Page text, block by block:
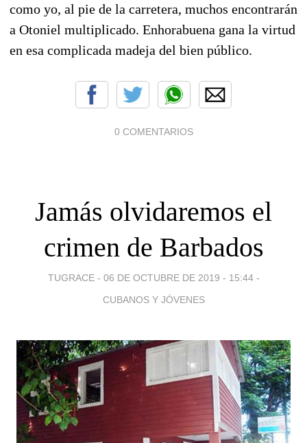
como yo, al pie de la carretera, muchos encontrarán
a Otoniel multiplicado. Enhorabuena gana la virtud
en esa complicada madeja del bien público.
0 COMENTARIOS
Jamás olvidaremos el
crimen de Barbados
TUGRACE - 06 DE OCTUBRE DE 2019 - 15:44 -
CUBANOS Y JÓVENES